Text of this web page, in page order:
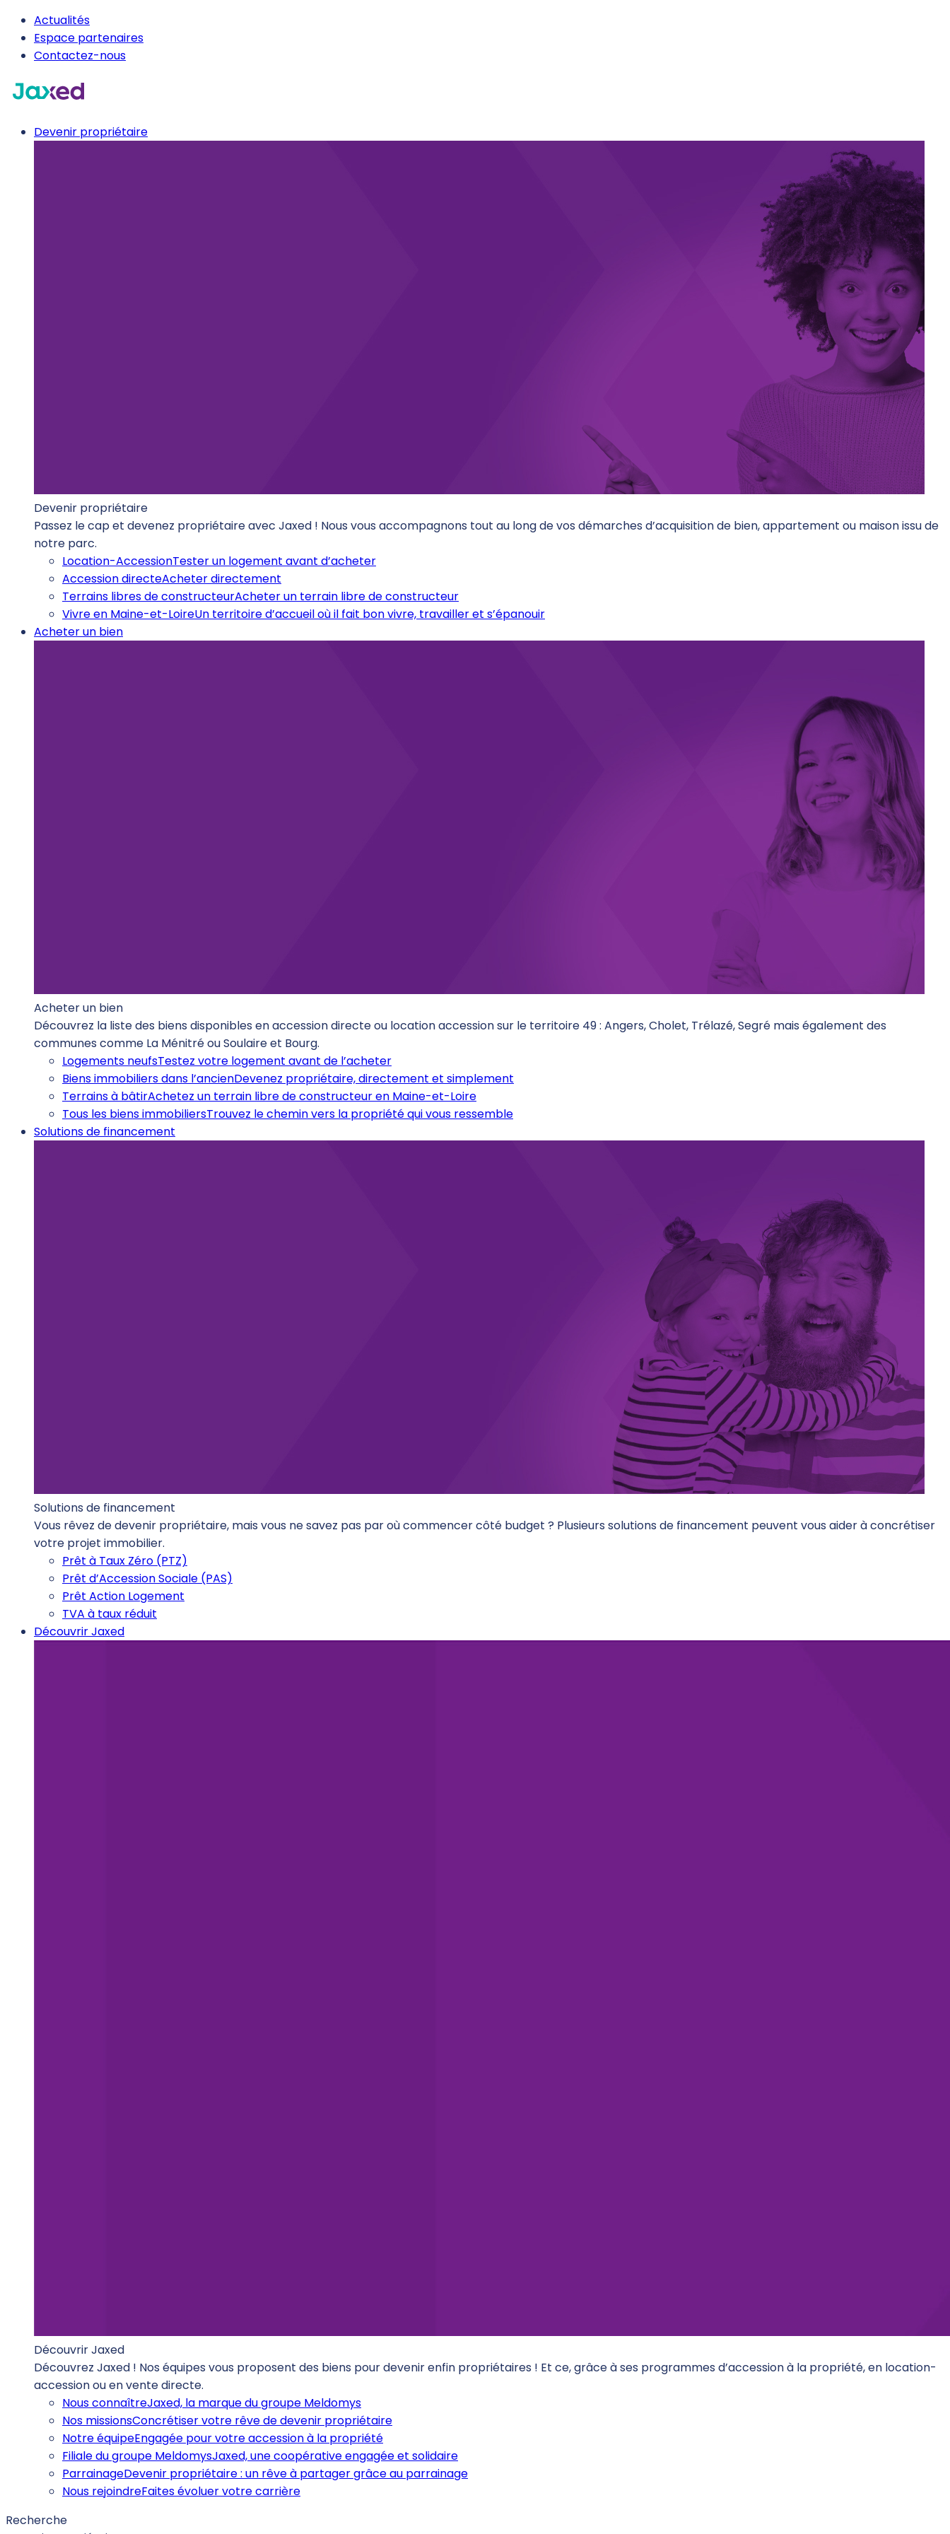
Actualités
Espace partenaires
Contactez-nous
Devenir propriétaire
Devenir propriétaire
Passez le cap et devenez propriétaire avec Jaxed ! Nous vous accompagnons tout au long de vos démarches d’acquisition de bien, appartement ou maison issu de
notre parc.
Location-AccessionTester un logement avant d’acheter
Accession directeAcheter directement
Terrains libres de constructeurAcheter un terrain libre de constructeur
Vivre en Maine-et-LoireUn territoire d’accueil où il fait bon vivre, travailler et s’épanouir
Acheter un bien
Acheter un bien
Découvrez la liste des biens disponibles en accession directe ou location accession sur le territoire 49 : Angers, Cholet, Trélazé, Segré mais également des
communes comme La Ménitré ou Soulaire et Bourg.
Logements neufsTestez votre logement avant de l’acheter
Biens immobiliers dans l’ancienDevenez propriétaire, directement et simplement
Terrains à bâtirAchetez un terrain libre de constructeur en Maine-et-Loire
Tous les biens immobiliersTrouvez le chemin vers la propriété qui vous ressemble
Solutions de financement
Solutions de financement
Vous rêvez de devenir propriétaire, mais vous ne savez pas par où commencer côté budget ? Plusieurs solutions de financement peuvent vous aider à concrétiser
votre projet immobilier.
Prêt à Taux Zéro (PTZ)
Prêt d’Accession Sociale (PAS)
Prêt Action Logement
TVA à taux réduit
Découvrir Jaxed
Découvrir Jaxed
Découvrez Jaxed ! Nos équipes vous proposent des biens pour devenir enfin propriétaires ! Et ce, grâce à ses programmes d’accession à la propriété, en location-
accession ou en vente directe.
Nous connaîtreJaxed, la marque du groupe Meldomys
Nos missionsConcrétiser votre rêve de devenir propriétaire
Notre équipeEngagée pour votre accession à la propriété
Filiale du groupe MeldomysJaxed, une coopérative engagée et solidaire
ParrainageDevenir propriétaire : un rêve à partager grâce au parrainage
Nous rejoindreFaites évoluer votre carrière
Recherche